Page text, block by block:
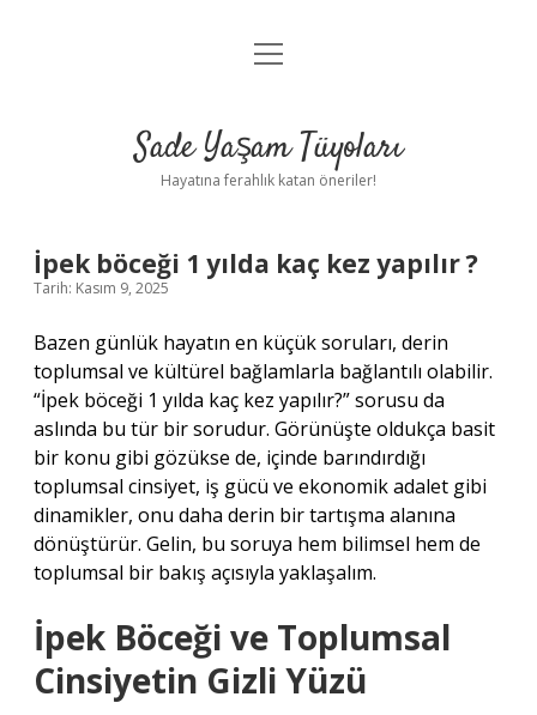
Anasayfa
Yasal Uyarı
menüyü
Sade Yaşam Tüyoları
Hayatına ferahlık katan öneriler!
İpek böceği 1 yılda kaç kez yapılır ?
Tarih: Kasım 9, 2025
Bazen günlük hayatın en küçük soruları, derin
toplumsal ve kültürel bağlamlarla bağlantılı olabilir.
“İpek böceği 1 yılda kaç kez yapılır?” sorusu da
aslında bu tür bir sorudur. Görünüşte oldukça basit
bir konu gibi gözükse de, içinde barındırdığı
toplumsal cinsiyet, iş gücü ve ekonomik adalet gibi
dinamikler, onu daha derin bir tartışma alanına
dönüştürür. Gelin, bu soruya hem bilimsel hem de
toplumsal bir bakış açısıyla yaklaşalım.
İpek Böceği ve Toplumsal
Cinsiyetin Gizli Yüzü